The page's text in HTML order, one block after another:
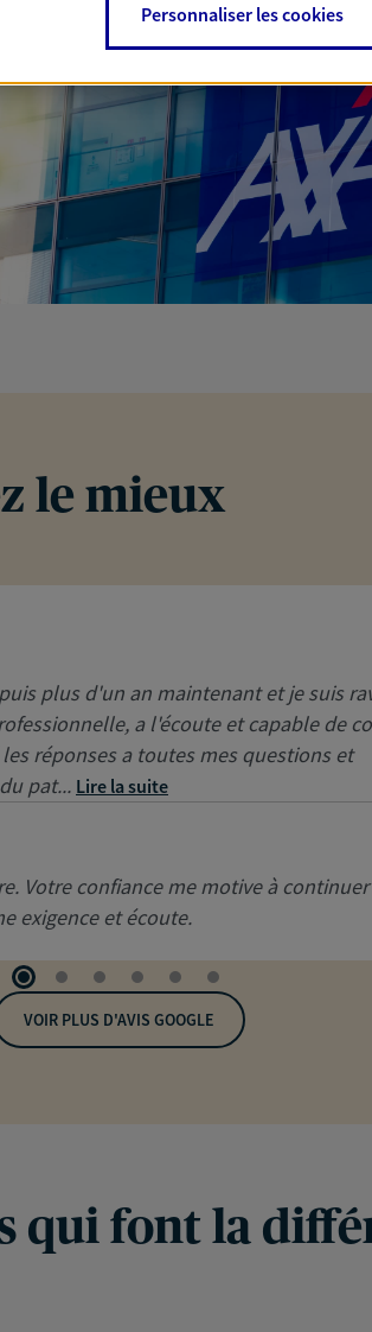
le mieux
plus d'un an maintenant et je suis
a l'écoute et capable de
réponses a toutes mes questions et
pat... Lire la suite
Votre confiance me motive à
exigence et écoute.
VOIR PLUS D'AVIS GOOGLE
qui font la
Personnaliser les cookies